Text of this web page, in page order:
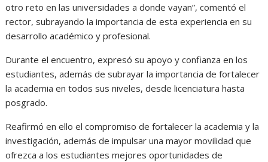
otro reto en las universidades a donde vayan”, comentó el
rector, subrayando la importancia de esta experiencia en su
desarrollo académico y profesional.
Durante el encuentro, expresó su apoyo y confianza en los
estudiantes, además de subrayar la importancia de fortalecer
la academia en todos sus niveles, desde licenciatura hasta
posgrado.
Reafirmó en ello el compromiso de fortalecer la academia y la
investigación, además de impulsar una mayor movilidad que
ofrezca a los estudiantes mejores oportunidades de